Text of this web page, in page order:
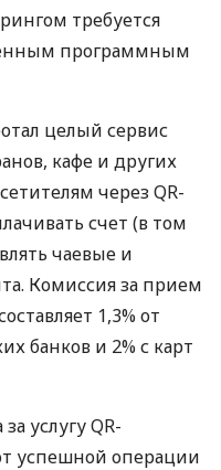
требуется
программным
целый сервис
кафе и других
через QR-
счет (в том
чаевые и
Комиссия за прием
1,3% от
банков и 2% с карт
услугу QR-
успешной операции